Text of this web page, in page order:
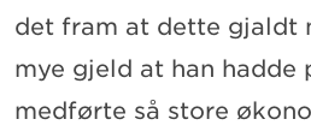
det fram at dette gjaldt
mye gjeld at han
medførte så store